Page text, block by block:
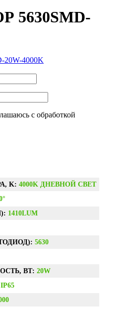
с обработкой
K: 4000K ДНЕВНОЙ СВЕТ
1410LUM
5630
ВТ: 20W
IP65